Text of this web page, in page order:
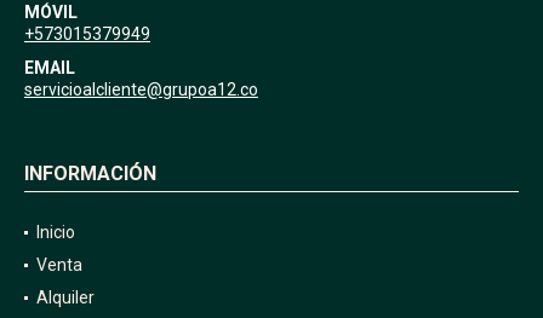
MÓVIL
+573015379949
EMAIL
servicioalcliente@grupoa12.co
INFORMACIÓN
Inicio
Venta
Alquiler